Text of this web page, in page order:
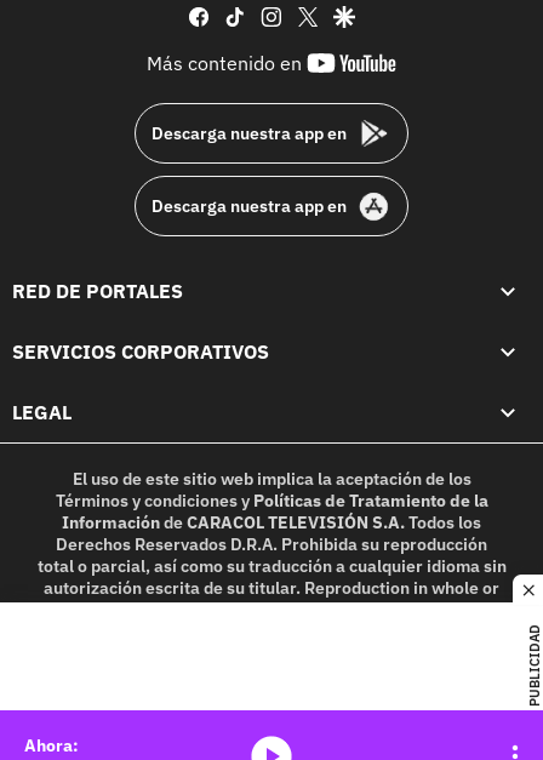
PUBLICIDAD
facebook
tiktok instagram
twittergoogle
Más contenido en
youtube-
Descarga nuestra app en
Descarga nuestra app en
RED DE PORTALES
SERVICIOS CORPORATIVOS
LEGAL
El uso de este sitio web implica la aceptación de los
Términos y condicionesy Políticas de Tratamiento de la
InformacióndeCARACOL TELEVISIÓN S.A.Todos los
Derechos Reservados D.R.A. Prohibida su reproducción
total o parcial, así como su traducción a cualquier idioma sin
autorización escrita de su titular. Reproduction in whole or
in part, or translation without written permission is